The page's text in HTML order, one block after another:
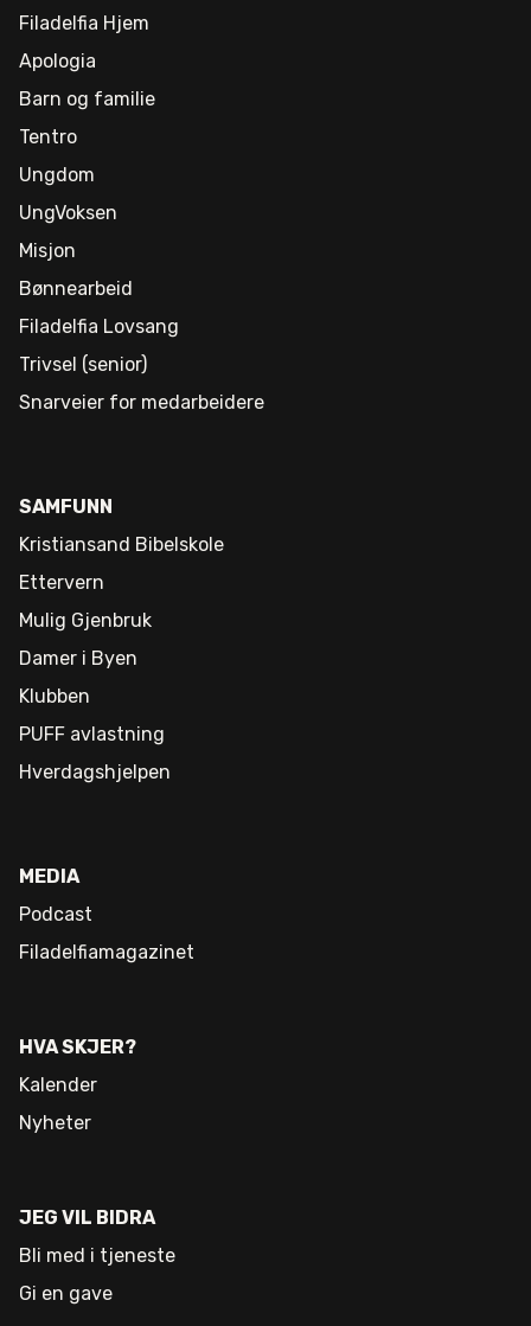
Filadelfia Hjem
Apologia
Barn og familie
Tentro
Ungdom
UngVoksen
Misjon
Bønnearbeid
Filadelfia Lovsang
Trivsel (senior)
Snarveier for medarbeidere
SAMFUNN
Kristiansand Bibelskole
Ettervern
Mulig Gjenbruk
Damer i Byen
Klubben
PUFF avlastning
Hverdagshjelpen
MEDIA
Podcast
Filadelfiamagazinet
HVA SKJER?
Kalender
Nyheter
JEG VIL BIDRA
Bli med i tjeneste
Gi en gave